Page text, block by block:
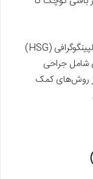
ارزیابی معمولاً با هیستروسالپینگوگرافی (HSG)
شامل جراحی
از روش‌های کمک